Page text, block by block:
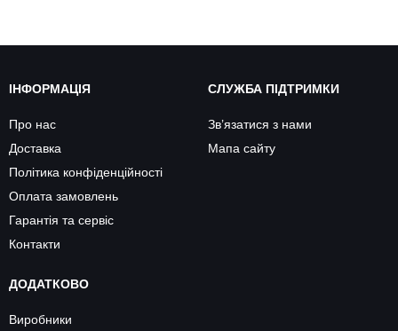
ІНФОРМАЦІЯ
Про нас
Доставка
Політика конфіденційності
Оплата замовлень
Гарантія та сервіс
Контакти
СЛУЖБА ПІДТРИМКИ
Зв’язатися з нами
Мапа сайту
ДОДАТКОВО
Виробники